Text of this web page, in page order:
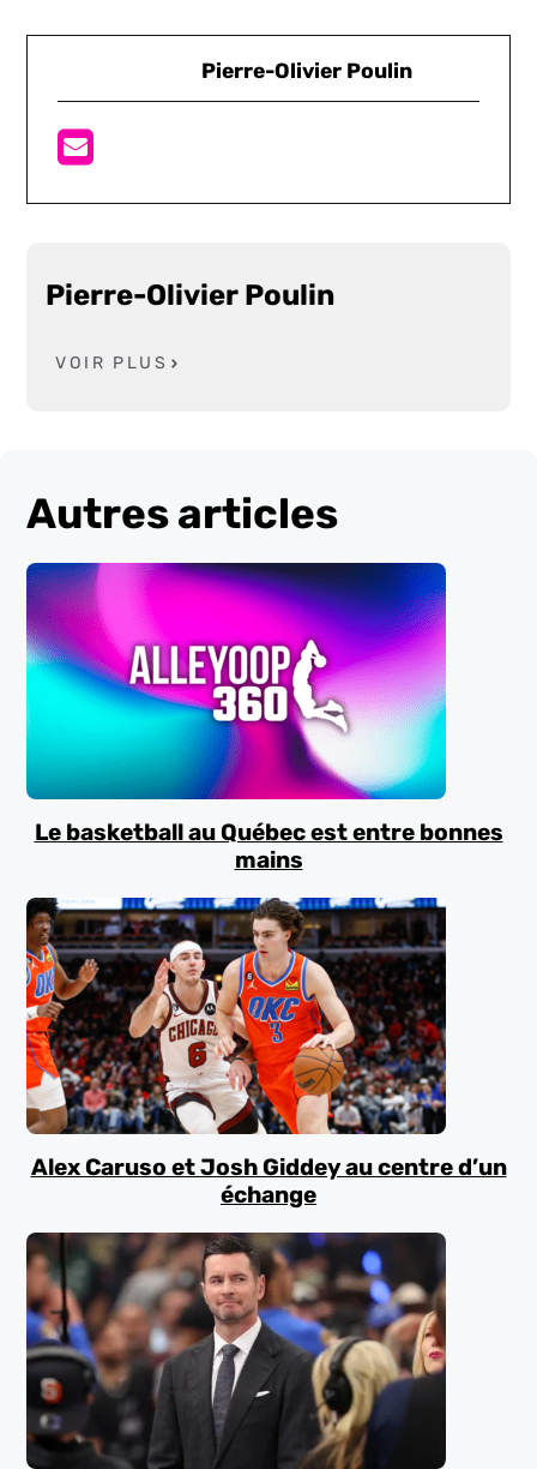
Pierre-Olivier Poulin
Pierre-Olivier Poulin
VOIR PLUS
Autres articles
Le basketball au Québec est entre bonnes
mains
Alex Caruso et Josh Giddey au centre d’un
échange